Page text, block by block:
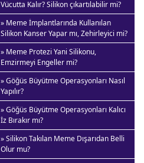
Vücutta Kalır? Silikon çıkartılabilir mi?
» Meme İmplantlarında Kullanılan
Silikon Kanser Yapar mı, Zehirleyici mi?
» Meme Protezi Yani Silikonu,
Emzirmeyi Engeller mi?
» Göğüs Büyütme Operasyonları Nasıl
Yapılır?
» Göğüs Büyütme Operasyonları Kalıcı
İz Bırakır mı?
» Silikon Takılan Meme Dışarıdan Belli
Olur mu?